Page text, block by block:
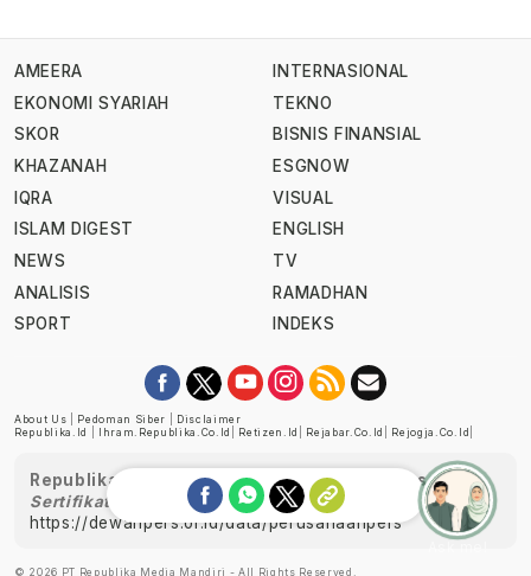
AMEERA
EKONOMI SYARIAH
SKOR
KHAZANAH
IQRA
ISLAM DIGEST
NEWS
ANALISIS
SPORT
INTERNASIONAL
TEKNO
BISNIS FINANSIAL
ESGNOW
VISUAL
ENGLISH
TV
RAMADHAN
INDEKS
About Us Pedoman Siber
Disclaimer
Republika.id
Ihram.republika.co.id Retizen.id Rejabar.co.id Rejogja.co.id
Republika telah diverifikasi oleh Dewan Pers
Sertifikat Nomor 1058/DP-Verifikasi/K/XII/2022
https://dewanpers.or.id/data/perusahaanpers
© 2026 PT Republika Media Mandiri - All Rights Reserved.